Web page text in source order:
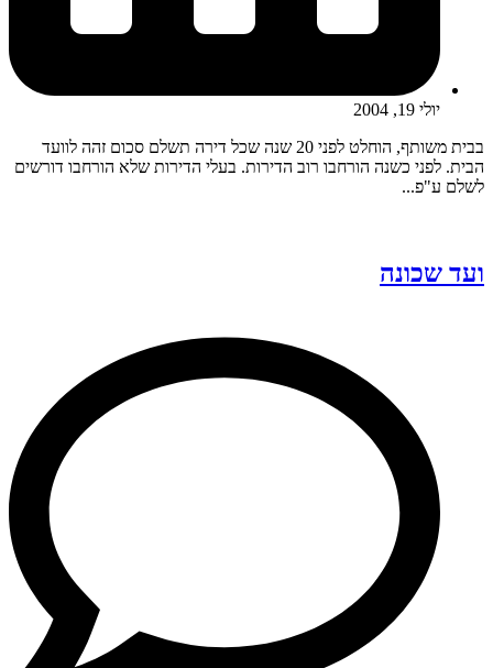
יולי 19, 2004
בבית משותף, הוחלט לפני 20 שנה שכל דירה תשלם סכום זהה לוועד
הבית. לפני כשנה הורחבו רוב הדירות. בעלי הדירות שלא הורחבו דורשים
לשלם ע"פ...
ועד שכונה